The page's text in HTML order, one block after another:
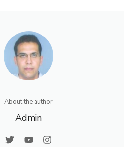
About the author
Admin